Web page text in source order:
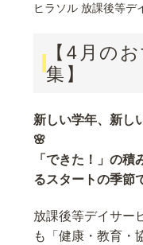
ヒラソル 放課後等
【4月の
集】
新しい学年、新し
🌸
「できた！」の
るスタートの季節
放課後等デイサー
も「健康・教育・